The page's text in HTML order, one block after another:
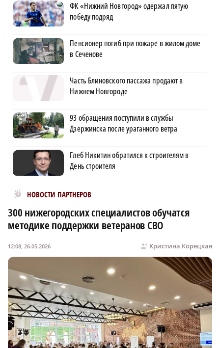
ФК «Нижний Новгород» одержал пятую
победу подряд
Пенсионер погиб при пожаре в жилом доме
в Сеченове
Часть Блиновского пассажа продают в
Нижнем Новгороде
93 обращения поступили в службы
Дзержинска после ураганного ветра
Глеб Никитин обратился к строителям в
День строителя
НОВОСТИ ПАРТНЕРОВ
Новости МирТесен
300 нижегородских специалистов обучатся
методике поддержки ветеранов СВО
Кристина Корецкая
12:08, 26.05.2026